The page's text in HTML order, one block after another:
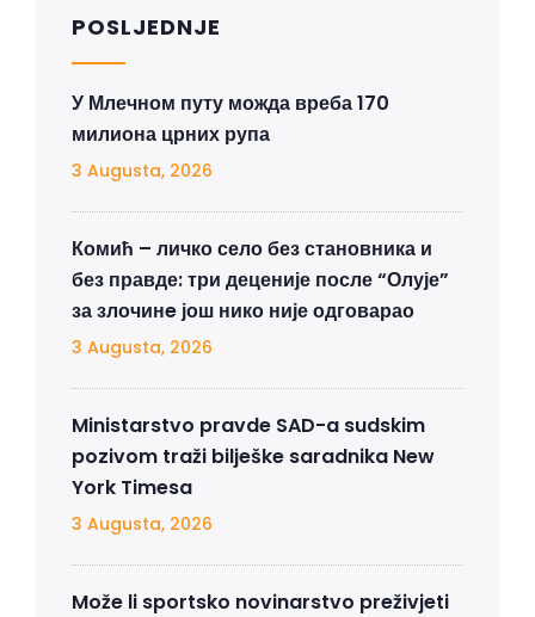
POSLJEDNJE
У Млечном путу можда вреба 170
милиона црних рупа
3 Augusta, 2026
Комић – личко село без становника и
без правде: три деценије после “Олује”
за злочинe још нико није одговарао
3 Augusta, 2026
Ministarstvo pravde SAD-a sudskim
pozivom traži bilješke saradnika New
York Timesa
3 Augusta, 2026
Može li sportsko novinarstvo preživjeti